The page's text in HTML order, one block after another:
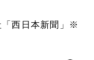
「西日本新聞」※